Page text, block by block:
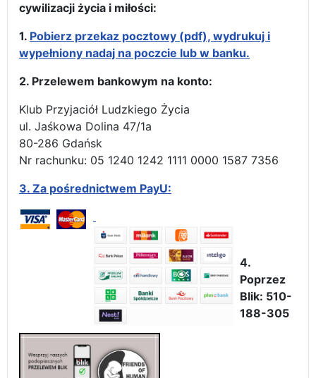
cywilizacji życia i miłości:
1. Pobierz przekaz pocztowy (pdf), wydrukuj i
wypełniony nadaj na poczcie lub w banku.
2. Przelewem bankowym na konto:
Klub Przyjaciół Ludzkiego Życia
ul. Jaśkowa Dolina 47/1a
80-286 Gdańsk
Nr rachunku: 05 1240 1242 1111 0000 1587 7356
3. Za pośrednictwem PayU:
4.
Poprzez
Blik: 510-
188-305